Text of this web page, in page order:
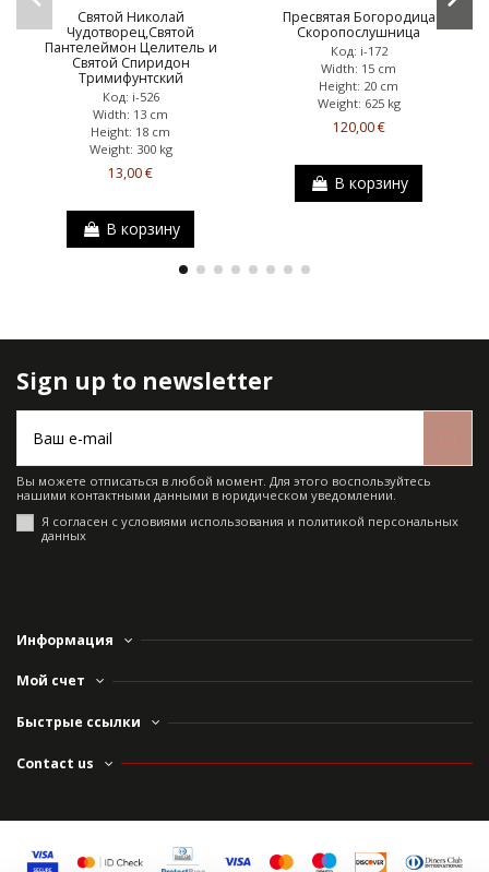
Святой Николай
Чудотворец,Святой
Пантелеймон Целитель и
Святой Спиридон
Тримифунтский
Код: i-526
Width: 13 cm
Height: 18 cm
Weight: 300 kg
13,00 €
В корзину
Пресвятая Богородица
Скоропослушница
Код: i-172
Width: 15 cm
Height: 20 cm
Weight: 625 kg
120,00 €
В корзину
Sign up to newsletter
Вы можете отписаться в любой момент. Для этого воспользуйтесь
нашими контактными данными в юридическом уведомлении.
Я согласен с условиями использования и политикой персональных
данных
Информация
Мой счет
Быстрые ссылки
Contact us